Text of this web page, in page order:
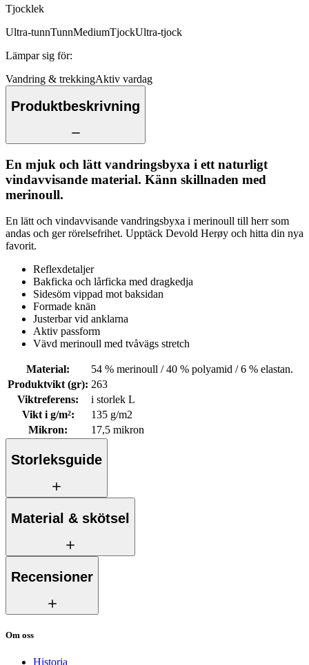
Tjocklek
Ultra-tunnTunnMediumTjockUltra-tjock
Lämpar sig för:
Vandring & trekkingAktiv vardag
Produktbeskrivning
En mjuk och lätt vandringsbyxa i ett naturligt
vindavvisande material. Känn skillnaden med
merinoull.
En lätt och vindavvisande vandringsbyxa i merinoull till herr som
andas och ger rörelsefrihet. Upptäck Devold Herøy och hitta din nya
favorit.
Reflexdetaljer
Bakficka och lårficka med dragkedja
Sidesöm vippad mot baksidan
Formade knän
Justerbar vid anklarna
Aktiv passform
Vävd merinoull med tvåvägs stretch
Material:
54 % merinoull / 40 % polyamid / 6 % elastan.
Produktvikt (gr): 263
Viktreferens:
i storlek L
Vikt i g/m²:
135 g/m2
Mikron: 17,5 mikron
Storleksguide
Material & skötsel
Recensioner
Om oss
Historia